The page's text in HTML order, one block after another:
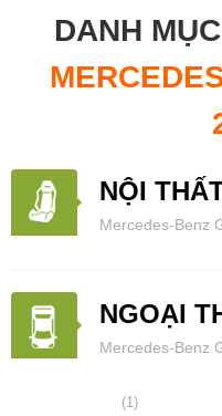
DANH
NỘI
Mercedes-Benz
NGOẠI
Mercedes-Benz
(1)